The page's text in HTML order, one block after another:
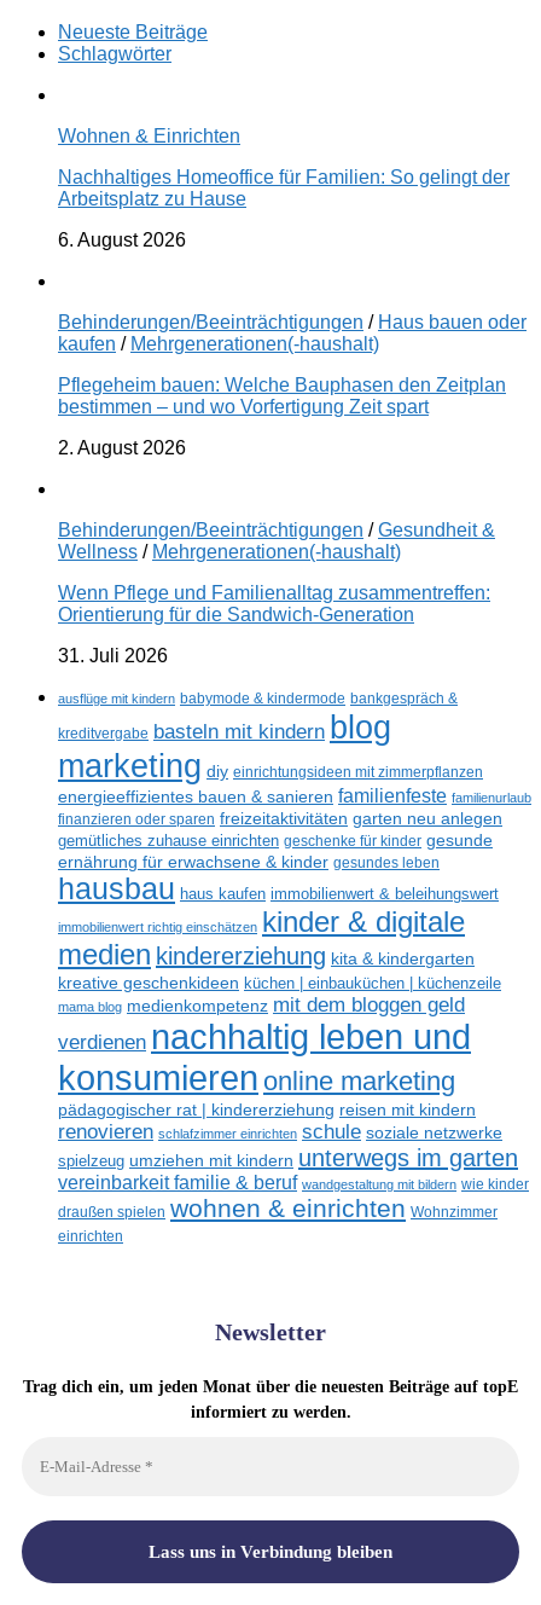
Neueste Beiträge
Schlagwörter
Wohnen & Einrichten
Nachhaltiges Homeoffice für Familien: So gelingt der
Arbeitsplatz zu Hause
6. August 2026
Behinderungen/Beeinträchtigungen / Haus bauen oder
kaufen / Mehrgenerationen(-haushalt)
Pflegeheim bauen: Welche Bauphasen den Zeitplan
bestimmen – und wo Vorfertigung Zeit spart
2. August 2026
Behinderungen/Beeinträchtigungen /Gesundheit &
Wellness / Mehrgenerationen(-haushalt)
Wenn Pflege und Familienalltag zusammentreffen:
Orientierung für die Sandwich-Generation
31. Juli 2026
ausflüge mit kindern babymode & kindermode bankgespräch &
kreditvergabe basteln mit kindern blog
marketing diy einrichtungsideen mit zimmerpflanzen
energieeffizientes bauen & sanieren familienfeste familienurlaub
finanzieren oder sparen freizeitaktivitäten garten neu anlegen
gemütliches zuhause einrichten geschenke für kinder gesunde
ernährung für erwachsene & kinder gesundes leben
hausbau haus kaufen immobilienwert & beleihungswert
immobilienwert richtig einschätzen kinder & digitale
medien kindererziehung kita & kindergarten
kreative geschenkideen küchen | einbauküchen | küchenzeile
mama blog medienkompetenz mit dem bloggen geld
verdienen nachhaltig leben und
konsumieren online marketing
pädagogischer rat | kindererziehung reisen mit kindern
renovieren schlafzimmer einrichten schule soziale netzwerke
spielzeug umziehen mit kindern unterwegs im garten
vereinbarkeit familie & beruf wandgestaltung mit bildern wie kinder
draußen spielen wohnen & einrichten Wohnzimmer
einrichten
Newsletter
Trag dich ein, um jeden Monat über die neuesten Beiträge auf topE
informiert zu werden.